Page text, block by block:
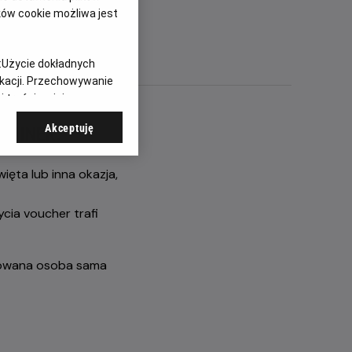
lub inna okazja,
voucher trafi
osoba sama
cookie możliwa jest
Użycie dokładnych
Przechowywanie
opinie
Akceptuję